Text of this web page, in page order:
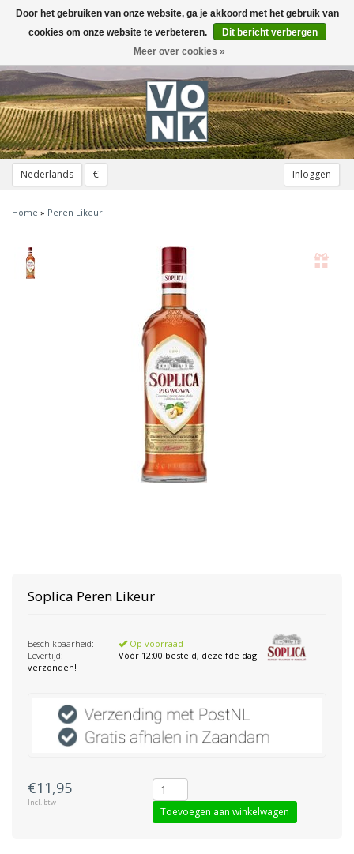
Nederlands € Inloggen
Toggle
navigation
Home » Peren Likeur
Soplica Peren Likeur
Beschikbaarheid:
Op voorraad
Levertijd:
Vóór 12:00 besteld, dezelfde dag
verzonden!
€11,95
Incl. btw
Toevoegen aan winkelwagen
Door het gebruiken van onze website, ga je akkoord met het gebruik van
cookies om onze website te verbeteren.
Dit bericht verbergen
Meer over cookies »